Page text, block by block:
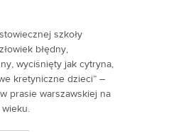
szkoły
błędny,
wyciśnięty jak cytryna,
kretyniczne dzieci” –
prasie warszawskiej na